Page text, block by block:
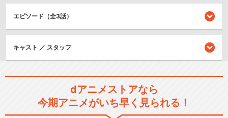
ショート
シリーズ／関連のアニメ作品
菅井君と家族石 THE MOVIE
エピソード（全3話）
キャスト ／ スタッフ
dアニメストアなら
今期アニメがいち早く見られる！